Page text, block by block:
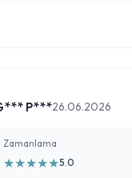
P***26.06.2026
Zamanlama
★★★★★5.0